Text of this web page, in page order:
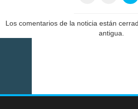
Los comentarios de la noticia están
antigua.